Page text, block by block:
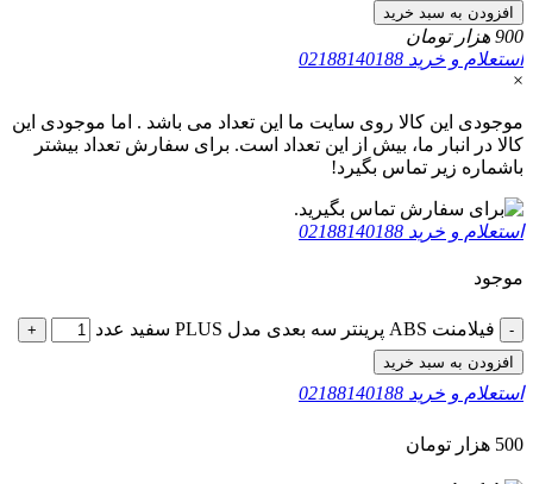
افزودن به سبد خرید
900 هزار تومان
استعلام و خرید 02188140188
×
موجودی این کالا روی سایت ما این تعداد می باشد . اما موجودی این
کالا در انبار ما، بیش از این تعداد است. برای سفارش تعداد بیشتر
باشماره زیر تماس بگیرد!
استعلام و خرید 02188140188
موجود
- فیلامنت ABS پرینتر سه بعدی مدل PLUS سفید عدد
+
افزودن به سبد خرید
استعلام و خرید 02188140188
500 هزار تومان